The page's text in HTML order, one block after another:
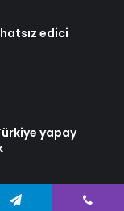
edici
yapay